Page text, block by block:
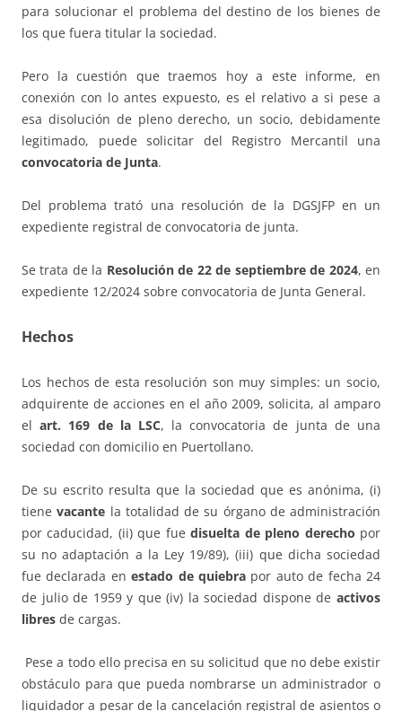
para solucionar el problema del destino de los bienes de
los que fuera titular la sociedad.
Pero la cuestión que traemos hoy a este informe, en
conexión con lo antes expuesto, es el relativo a si pese a
esa disolución de pleno derecho, un socio, debidamente
legitimado, puede solicitar del Registro Mercantil una
convocatoria de Junta.
Del problema trató una resolución de la DGSJFP en un
expediente registral de convocatoria de junta.
Se trata de la Resolución de 22 de septiembre de 2024, en
expediente 12/2024 sobre convocatoria de Junta General.
Hechos
Los hechos de esta resolución son muy simples: un socio,
adquirente de acciones en el año 2009, solicita, al amparo
elart. 169 de la LSC, la convocatoria de junta de una
sociedad con domicilio en Puertollano.
De su escrito resulta que la sociedad que es anónima, (i)
tienevacante la totalidad de su órgano de administración
por caducidad, (ii) que fuedisuelta de pleno derecho por
su no adaptación a la Ley 19/89), (iii) que dicha sociedad
fue declarada enestado de quiebra por auto de fecha 24
de julio de 1959 y que (iv) la sociedad dispone de activos
libres de cargas.
Pese a todo ello precisa en su solicitud que no debe existir
obstáculo para que pueda nombrarse un administrador o
liquidador a pesar de la cancelación registral de asientos o